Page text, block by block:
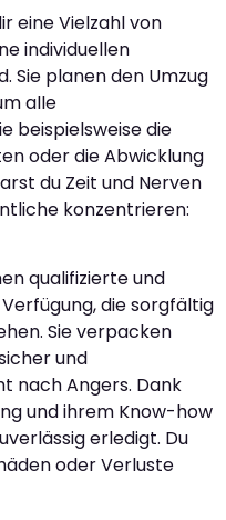
eine Vielzahl von
individuellen
Sie planen den Umzug
alle
beispielsweise die
oder die Abwicklung
du Zeit und Nerven
konzentrieren:
qualifizierte und
die sorgfältig
Sie verpacken
und
nach Angers. Dank
und ihrem Know-how
erledigt. Du
oder Verluste